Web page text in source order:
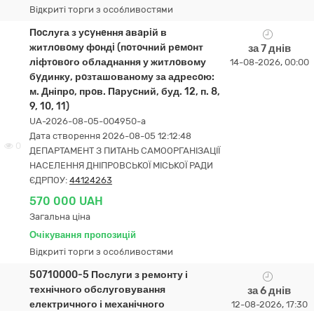
Відкриті торги з особливостями
0
Пocлуга з уcyнeння aвaрiй в
житлoвoму фoндi (пoтoчний рeмoнт
лiфтoвoго обладнання у житлoвому
бyдинку, рoзташованому за адресoю:
м. Дніпрo, прoв. Пaруcний, буд. 12, п. 8,
9, 10, 11)
UA-2026-08-05-004950-a
Дата створення 2026-08-05 12:12:48
ДЕПАРТАМЕНТ З ПИТАНЬ САМООРГАНІЗАЦІЇ
НАСЕЛЕННЯ ДНІПРОВСЬКОЇ МІСЬКОЇ РАДИ
ЄДРПОУ: 44124263
570 000 UAH
Загальна ціна
Очікування пропозицій
Відкриті торги з особливостями
за 7 днів
14-08-2026, 00:00
50710000-5 Послуги з ремонту і
технічного обслуговування
електричного і механічного
за 6 днів
12-08-2026, 17:30